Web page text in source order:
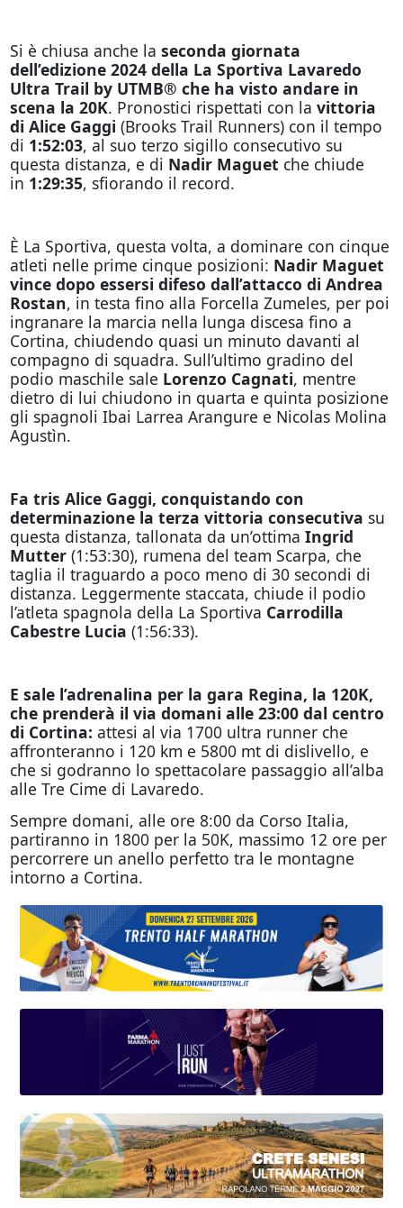
Si è chiusa anche la seconda giornata
dell’edizione 2024 della La Sportiva Lavaredo
Ultra Trail by UTMB® che ha visto andare in
scena la 20K. Pronostici rispettati con la vittoria
di Alice Gaggi (Brooks Trail Runners) con il tempo
di 1:52:03, al suo terzo sigillo consecutivo su
questa distanza, e di Nadir Maguet che chiude
in 1:29:35, sfiorando il record.
È La Sportiva, questa volta, a dominare con cinque
atleti nelle prime cinque posizioni: Nadir Maguet
vince dopo essersi difeso dall’attacco di Andrea
Rostan, in testa fino alla Forcella Zumeles, per poi
ingranare la marcia nella lunga discesa fino a
Cortina, chiudendo quasi un minuto davanti al
compagno di squadra. Sull’ultimo gradino del
podio maschile sale Lorenzo Cagnati, mentre
dietro di lui chiudono in quarta e quinta posizione
gli spagnoli Ibai Larrea Arangure e Nicolas Molina
Agustìn.
Fa tris Alice Gaggi, conquistando con
determinazione la terza vittoria consecutiva su
questa distanza, tallonata da un’ottima Ingrid
Mutter(1:53:30), rumena del team Scarpa, che
taglia il traguardo a poco meno di 30 secondi di
distanza. Leggermente staccata, chiude il podio
l’atleta spagnola della La Sportiva Carrodilla
Cabestre Lucia (1:56:33).
E sale l’adrenalina per la gara Regina, la 120K,
che prenderà il via domani alle 23:00 dal centro
di Cortina: attesi al via 1700 ultra runner che
affronteranno i 120 km e 5800 mt di dislivello, e
che si godranno lo spettacolare passaggio all’alba
alle Tre Cime di Lavaredo.
Sempre domani, alle ore 8:00 da Corso Italia,
partiranno in 1800 per la 50K, massimo 12 ore per
percorrere un anello perfetto tra le montagne
intorno a Cortina.